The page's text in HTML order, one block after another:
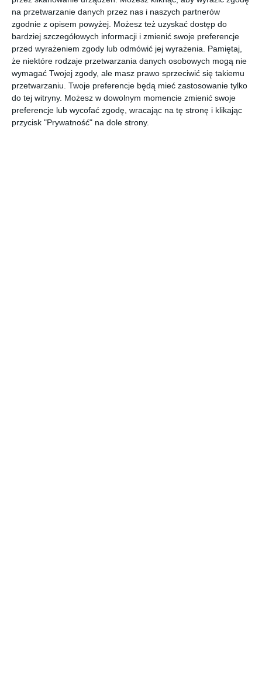
na przetwarzanie danych przez nas i naszych partnerów
zgodnie z opisem powyżej. Możesz też uzyskać dostęp do
bardziej szczegółowych informacji i zmienić swoje preferencje
przed wyrażeniem zgody lub odmówić jej wyrażenia. Pamiętaj,
że niektóre rodzaje przetwarzania danych osobowych mogą nie
wymagać Twojej zgody, ale masz prawo sprzeciwić się takiemu
przetwarzaniu. Twoje preferencje będą mieć zastosowanie tylko
do tej witryny. Możesz w dowolnym momencie zmienić swoje
preferencje lub wycofać zgodę, wracając na tę stronę i klikając
przycisk "Prywatność" na dole strony.
Pozostałe zdjęcia w projekcie:Okna dachowe FAKRO